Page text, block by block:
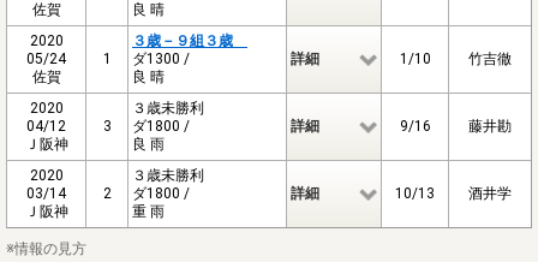
佐賀
良 晴
2020
05/24
佐賀
1
３歳－９組３歳
ダ1300 /
良 晴
詳細 1/10 竹吉徹
2020
04/12
Ｊ阪神
3
３歳未勝利
ダ1800 /
良 雨
詳細 9/16 藤井勘
2020
03/14
Ｊ阪神
2
３歳未勝利
ダ1800 /
重 雨
詳細 10/13 酒井学
※情報の見方